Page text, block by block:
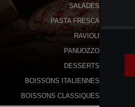
SALADES
PASTA FRESCA
RAVIOLI
PANUOZZO
DESSERTS
BOISSONS ITALIENNES
BOISSONS CLASSIQUES